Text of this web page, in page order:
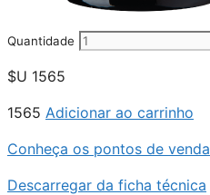
Quantidade
$U 1565
1565 Adicionar ao carrinho
Conheça os pontos de venda
Descarregar da ficha técnica